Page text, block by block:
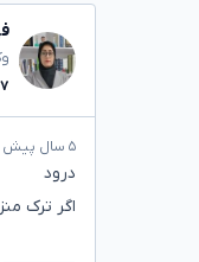
۵ سال پیش
درود
اگر ترک